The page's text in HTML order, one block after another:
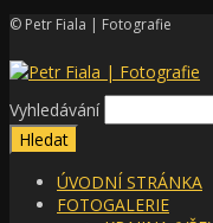
© Petr Fiala | Fotografie
Vyhledávání
ÚVODNÍ STRÁNKA
FOTOGALERIE